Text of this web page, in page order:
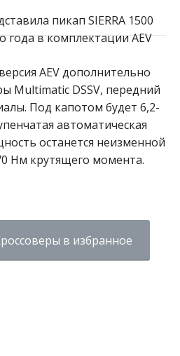
AEV дополнительно
Multimatic DSSV, передний
Под капотом будет 6,2-
автоматическая
останется неизменной
Нм крутящего момента.
в избранное